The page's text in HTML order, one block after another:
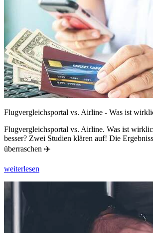
Flugvergleichsportal vs. Airline - Was ist
Flugvergleichsportal vs. Airline. Was ist
besser? Zwei Studien klären auf! Die
überraschen ✈️
weiterlesen